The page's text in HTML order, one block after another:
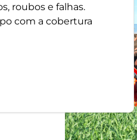
roubos e falhas.
com a cobertura